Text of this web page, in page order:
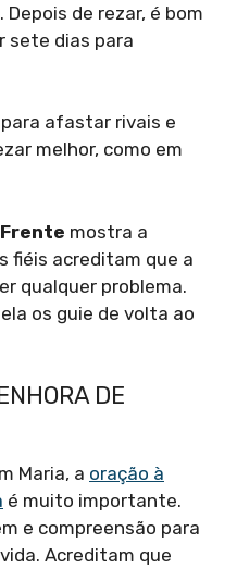
de rezar, é bom
sete dias para
afastar rivais e
melhor, como em
mostra a
fiéis acreditam que a
qualquer problema.
os guie de volta ao
DE
Maria, a oração à
é muito importante.
e compreensão para
Acreditam que